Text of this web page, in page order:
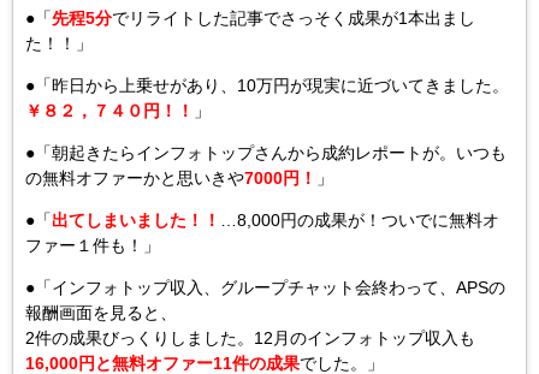
●「先程5分でリライトした記事でさっそく成果が1本出まし
た！！」
●「昨日から上乗せがあり、10万円が現実に近づいてきました。
￥８２，７４０円！！
」
●「朝起きたらインフォトップさんから成約レポートが。いつも
の無料オファーかと思いきや7000円！ 」
●「出てしまいました！！
…8,000円の成果が！ついでに無料オ
ファー１件も！」
●「インフォトップ収入、グループチャット会終わって、APSの
報酬画面を見ると、
2件の成果びっくりしました。12月のインフォトップ収入も
16,000円と無料オファー11件の成果でした。」